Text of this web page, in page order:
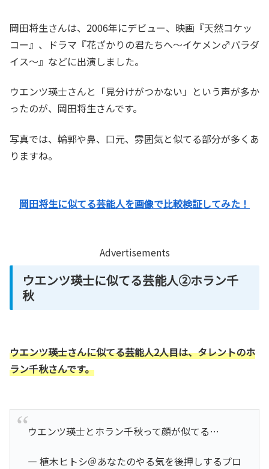
岡田将生さんは、2006年にデビュー、映画『天然コケッ
コー』、ドラマ『花ざかりの君たちへ〜イケメン♂パラダ
イス〜』などに出演しました。
ウエンツ瑛士さんと「見分けがつかない」という声が多か
ったのが、岡田将生さんです。
写真では、輪郭や鼻、口元、雰囲気と似てる部分が多くあ
りますね。
岡田将生に似てる芸能人を画像で比較検証してみた！
Advertisements
ウエンツ瑛士に似てる芸能人②ホラン千
秋
ウエンツ瑛士さんに似てる芸能人2人目は、タレントのホ
ラン千秋さんです。
ウエンツ瑛士とホラン千秋って顔が似てる…
— 植木ヒトシ＠あなたのやる気を後押しするプロ